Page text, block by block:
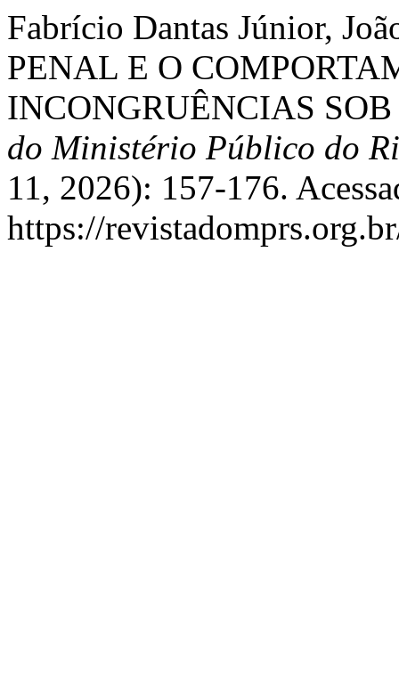
Fabrício Dantas Júnior,
PENAL E O
INCONGRUÊNCIAS
do Ministério Público do
11, 2026): 157-176.
https://